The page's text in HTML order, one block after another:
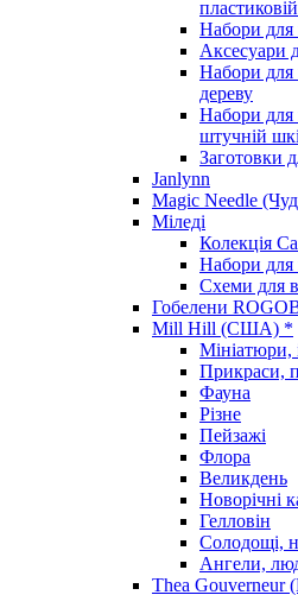
Набори
Аксесуари
Набори для
дереву
Набори для
штучній
Заготовки
Janlynn
Magic Needle
Міледі
Колекція
Набори для
Схеми для
Гобелени
Mill Hill (США) *
Мініатюри,
Прикраси,
Фауна
Різне
Пейзажі
Флора
Великдень
Новорічні
Гелловін
Солодощі,
Ангели,
Thea Gouverneur